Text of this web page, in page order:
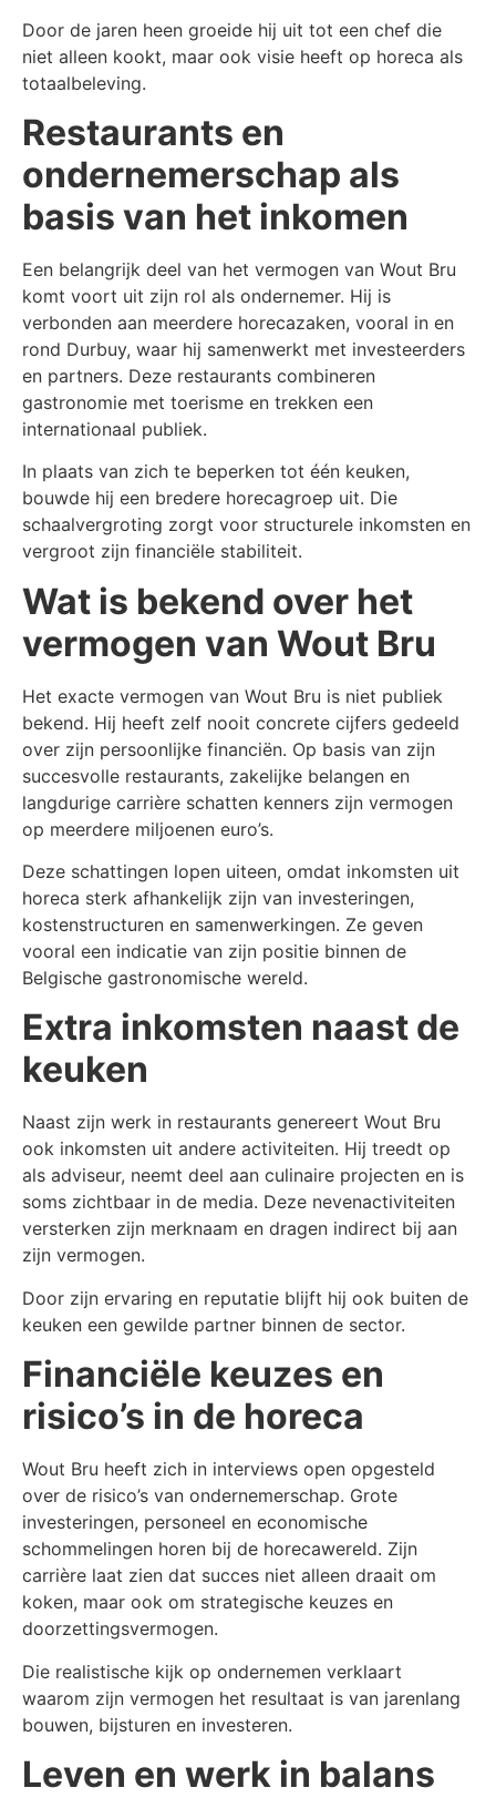
Door de jaren heen groeide hij uit tot een chef die
niet alleen kookt, maar ook visie heeft op horeca als
totaalbeleving.
Restaurants en
ondernemerschap als
basis van het inkomen
Een belangrijk deel van het vermogen van Wout Bru
komt voort uit zijn rol als ondernemer. Hij is
verbonden aan meerdere horecazaken, vooral in en
rond Durbuy, waar hij samenwerkt met investeerders
en partners. Deze restaurants combineren
gastronomie met toerisme en trekken een
internationaal publiek.
In plaats van zich te beperken tot één keuken,
bouwde hij een bredere horecagroep uit. Die
schaalvergroting zorgt voor structurele inkomsten en
vergroot zijn financiële stabiliteit.
Wat is bekend over het
vermogen van Wout Bru
Het exacte vermogen van Wout Bru is niet publiek
bekend. Hij heeft zelf nooit concrete cijfers gedeeld
over zijn persoonlijke financiën. Op basis van zijn
succesvolle restaurants, zakelijke belangen en
langdurige carrière schatten kenners zijn vermogen
op meerdere miljoenen euro’s.
Deze schattingen lopen uiteen, omdat inkomsten uit
horeca sterk afhankelijk zijn van investeringen,
kostenstructuren en samenwerkingen. Ze geven
vooral een indicatie van zijn positie binnen de
Belgische gastronomische wereld.
Extra inkomsten naast de
keuken
Naast zijn werk in restaurants genereert Wout Bru
ook inkomsten uit andere activiteiten. Hij treedt op
als adviseur, neemt deel aan culinaire projecten en is
soms zichtbaar in de media. Deze nevenactiviteiten
versterken zijn merknaam en dragen indirect bij aan
zijn vermogen.
Door zijn ervaring en reputatie blijft hij ook buiten de
keuken een gewilde partner binnen de sector.
Financiële keuzes en
risico’s in de horeca
Wout Bru heeft zich in interviews open opgesteld
over de risico’s van ondernemerschap. Grote
investeringen, personeel en economische
schommelingen horen bij de horecawereld. Zijn
carrière laat zien dat succes niet alleen draait om
koken, maar ook om strategische keuzes en
doorzettingsvermogen.
Die realistische kijk op ondernemen verklaart
waarom zijn vermogen het resultaat is van jarenlang
bouwen, bijsturen en investeren.
Leven en werk in balans